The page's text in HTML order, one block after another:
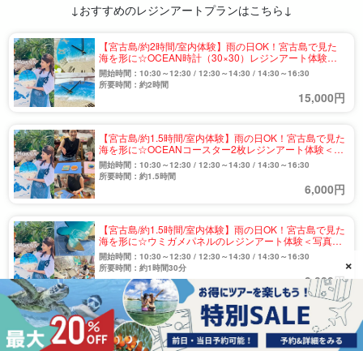
↓おすすめのレジンアートプランはこちら↓
【宮古島/約2時間/室内体験】雨の日OK！宮古島で見た
海を形に☆OCEAN時計（30×30）レジンアート体験＜
写真データ無料＞（No.980）
開始時間：10:30～12:30 / 12:30～14:30 / 14:30～16:30
所要時間：約2時間
15,000円
【宮古島/約1.5時間/室内体験】雨の日OK！宮古島で見た
海を形に☆OCEANコースター2枚レジンアート体験＜写
真データ無料＞（No.981）
開始時間：10:30～12:30 / 12:30～14:30 / 14:30～16:30
所要時間：約1.5時間
6,000円
【宮古島/約1.5時間/室内体験】雨の日OK！宮古島で見た
海を形に☆ウミガメパネルのレジンアート体験＜写真デ
ータ無料＞（No.982）
開始時間：10:30～12:30 / 12:30～14:30 / 14:30～16:30
所要時間：約1時間30分
9,000円
【宮古島/約1.5時間/室内体験】雨の日OK！宮古島で見た
海を形に☆Squareパネル（15×15）レジンアート体験＜
写真データ無料＞（No.983）
開始時間：10:30～12:30/ 12:30～14:30 / 14:30～16:30
×